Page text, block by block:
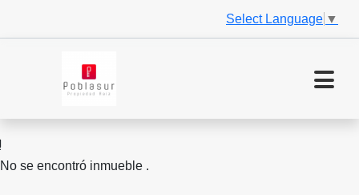
Select Language ▼
No se encontró inmueble .